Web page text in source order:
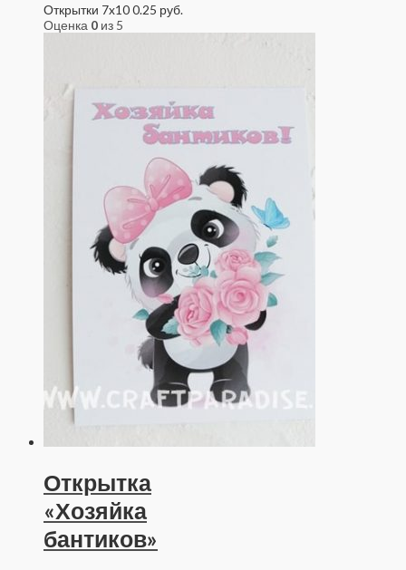
Открытки 7x100.25 руб.
Оценка 0 из 5
Открытка
«Хозяйка
бантиков»